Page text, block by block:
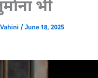
भी
/June 18, 2025